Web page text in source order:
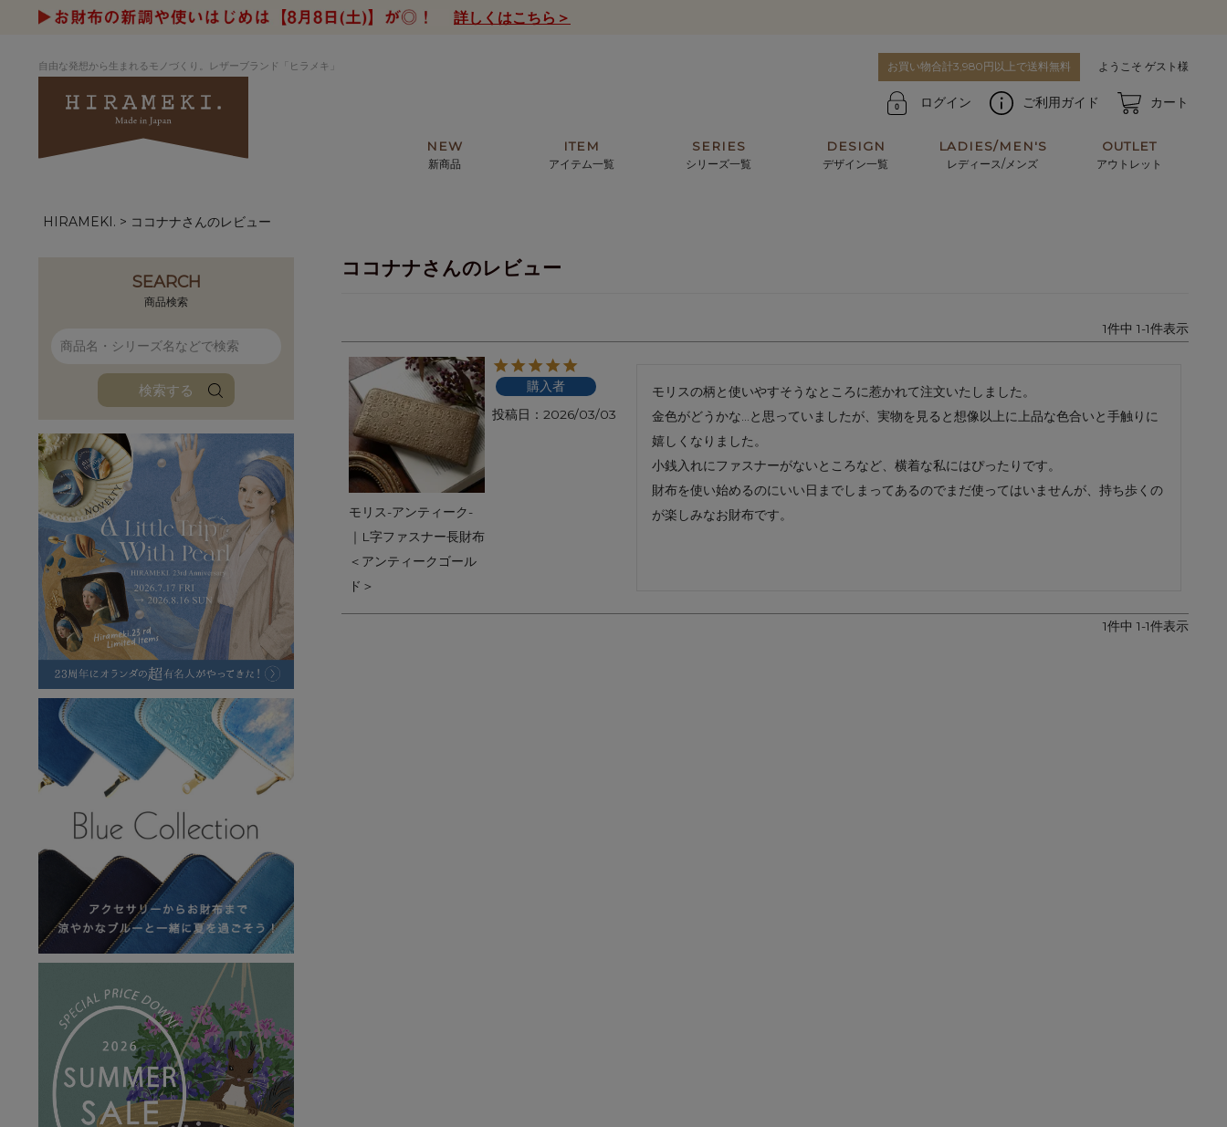
詳しくはこちら＞
自由な発想から生まれるモノづくり。レザーブランド「ヒラメキ」 お買い物合計3,980円以上で送料無料 ようこそ ゲスト様
ログイン ご利用ガイド カート
NEW
新商品
ITEM
アイテム一覧
バッグ チャーム・キーホルダー
SERIES
シリーズ一覧
シーナリーオブザコメット ノヴィア
ブルーアート
イタリアンレザー ブライトン
ローダ アートレザーバッグ 山猫ホテル
キャンバス アートフラグメント
ハレノヒプロジェクト
DESIGN
デザイン一覧
ナルデザインまで。日常にお気に入りのアートを。
LADIES/MEN'S
レディース/メンズ
さが楽しめるナチュラルな小物まで。
OUTLET
アウトレット
HIRAMEKI. ココナナさんのレビュー
SEARCH
商品検索
検索する
ココナナさんのレビュー
1件中 1-1件表示
モリス-アンティーク-
｜L字ファスナー長財布
＜アンティークゴール
ド＞
購入者
投稿日
2026/03/03
モリスの柄と使いやすそうなところに惹かれて注文いたしました。
金色がどうかな…と思っていましたが、実物を見ると想像以上に上品な色合いと手触りに
嬉しくなりました。
小銭入れにファスナーがないところなど、横着な私にはぴったりです。
財布を使い始めるのにいい日までしまってあるのでまだ使ってはいませんが、持ち歩くの
が楽しみなお財布です。
1件中 1-1件表示